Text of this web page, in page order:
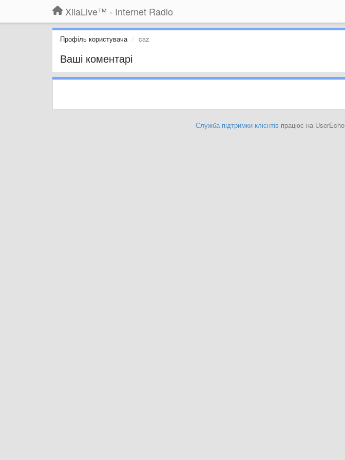
XiiaLive™ - Internet Radio
Профіль користувача caz
Ваші коментарі
Служба підтримки клієнтівпрацює на UserEcho